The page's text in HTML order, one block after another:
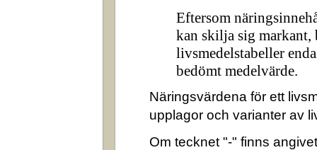
Eftersom
kan skilja sig markant,
livsmedelstabeller
bedömt medelvärde.
Näringsvärdena för ett
upplagor och varianter av
Om tecknet "-" finns